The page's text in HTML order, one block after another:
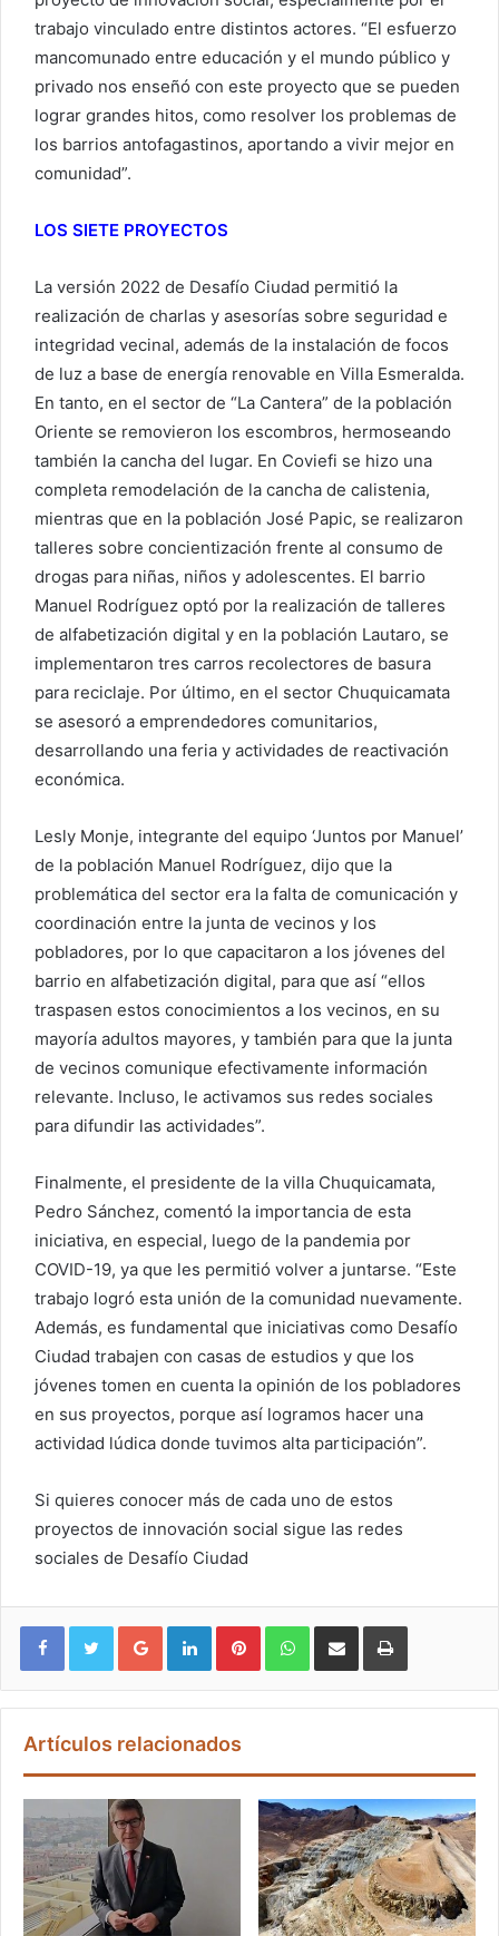
trabajo vinculado entre distintos actores. “El esfuerzo
mancomunado entre educación y el mundo público y
privado nos enseñó con este proyecto que se pueden
lograr grandes hitos, como resolver los problemas de
los barrios antofagastinos, aportando a vivir mejor en
comunidad”.
LOS SIETE PROYECTOS
La versión 2022 de Desafío Ciudad permitió la
realización de charlas y asesorías sobre seguridad e
integridad vecinal, además de la instalación de focos
de luz a base de energía renovable en Villa Esmeralda.
En tanto, en el sector de “La Cantera” de la población
Oriente se removieron los escombros, hermoseando
también la cancha del lugar. En Coviefi se hizo una
completa remodelación de la cancha de calistenia,
mientras que en la población José Papic, se realizaron
talleres sobre concientización frente al consumo de
drogas para niñas, niños y adolescentes. El barrio
Manuel Rodríguez optó por la realización de talleres
de alfabetización digital y en la población Lautaro, se
implementaron tres carros recolectores de basura
para reciclaje. Por último, en el sector Chuquicamata
se asesoró a emprendedores comunitarios,
desarrollando una feria y actividades de reactivación
económica.
Lesly Monje, integrante del equipo ‘Juntos por Manuel’
de la población Manuel Rodríguez, dijo que la
problemática del sector era la falta de comunicación y
coordinación entre la junta de vecinos y los
pobladores, por lo que capacitaron a los jóvenes del
barrio en alfabetización digital, para que así “ellos
traspasen estos conocimientos a los vecinos, en su
mayoría adultos mayores, y también para que la junta
de vecinos comunique efectivamente información
relevante. Incluso, le activamos sus redes sociales
para difundir las actividades”.
Finalmente, el presidente de la villa Chuquicamata,
Pedro Sánchez, comentó la importancia de esta
iniciativa, en especial, luego de la pandemia por
COVID-19, ya que les permitió volver a juntarse. “Este
trabajo logró esta unión de la comunidad nuevamente.
Además, es fundamental que iniciativas como Desafío
Ciudad trabajen con casas de estudios y que los
jóvenes tomen en cuenta la opinión de los pobladores
en sus proyectos, porque así logramos hacer una
actividad lúdica donde tuvimos alta participación”.
Si quieres conocer más de cada uno de estos
proyectos de innovación social sigue las redes
sociales de Desafío Ciudad
Google+ LinkedIn Pinterest WhatsApp
Artículos relacionados